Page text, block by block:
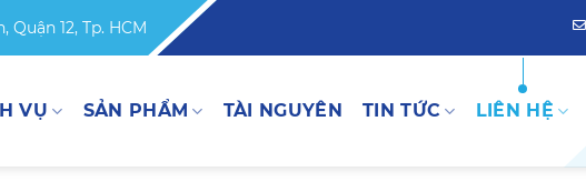
12, Tp. HCM
VỤ SẢN PHẨM TÀI NGUYÊN TIN TỨC LIÊN HỆ